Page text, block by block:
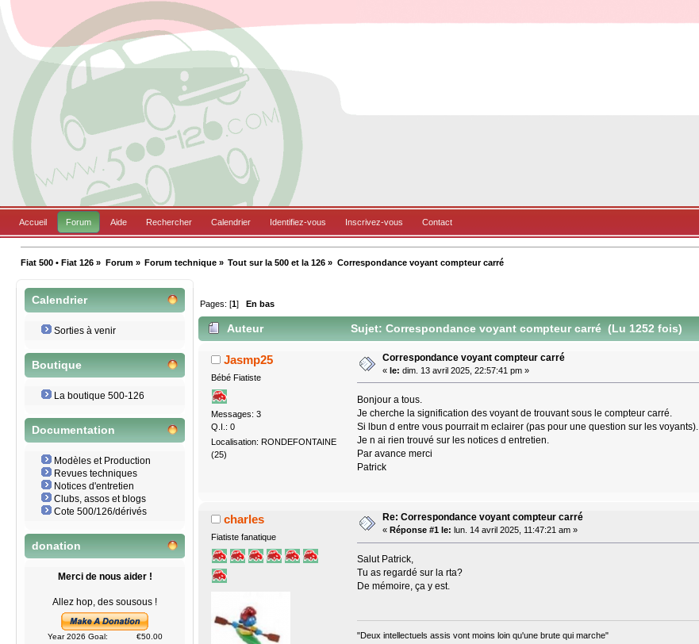
Accueil Forum Aide Rechercher Calendrier Identifiez-vous Inscrivez-vous Contact
Fiat 500 • Fiat 126 » Forum» Forum technique» Tout sur la 500 et la 126 » Correspondance voyant compteur carré
Calendrier
Sorties à venir
Boutique
La boutique 500-126
Documentation
Modèles et Production
Revues techniques
Notices d'entretien
Clubs, assos et blogs
Cote 500/126/dérivés
donation
Merci de nous aider !
Allez hop, des sousous !
Year 2026 Goal:
€50.00
Pages: [1] En bas
Auteur Sujet: Correspondance voyant compteur carré (Lu 1252 fois)
Jasmp25
Bébé Fiatiste
Messages: 3
Q.I.: 0
Localisation: RONDEFONTAINE
(25)
Correspondance voyant compteur carré
« le: dim. 13 avril 2025, 22:57:41 pm »
Bonjour a tous.
Je cherche la signification des voyant de trouvant sous le compteur carré.
Si lbun d entre vous pourrait m eclairer (pas pour une question sur les voyants).
Je n ai rien trouvé sur les notices d entretien.
Par avance merci
Patrick
charles
Fiatiste fanatique
Re: Correspondance voyant compteur carré
« Réponse #1 le: lun. 14 avril 2025, 11:47:21 am »
Salut Patrick,
Tu as regardé sur la rta?
De mémoire, ça y est.
"Deux intellectuels assis vont moins loin qu'une brute qui marche"